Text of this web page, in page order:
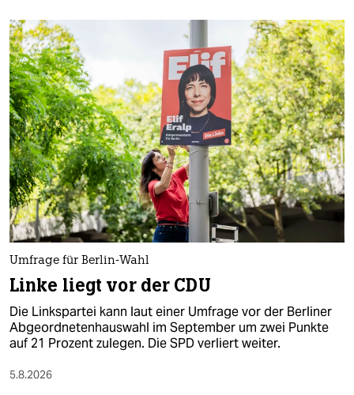
Umfrage für Berlin-Wahl
Linke liegt vor der CDU
Die Linkspartei kann laut einer Umfrage vor der Berliner
Abgeordnetenhauswahl im September um zwei Punkte
auf 21 Prozent zulegen. Die SPD verliert weiter.
5.8.2026